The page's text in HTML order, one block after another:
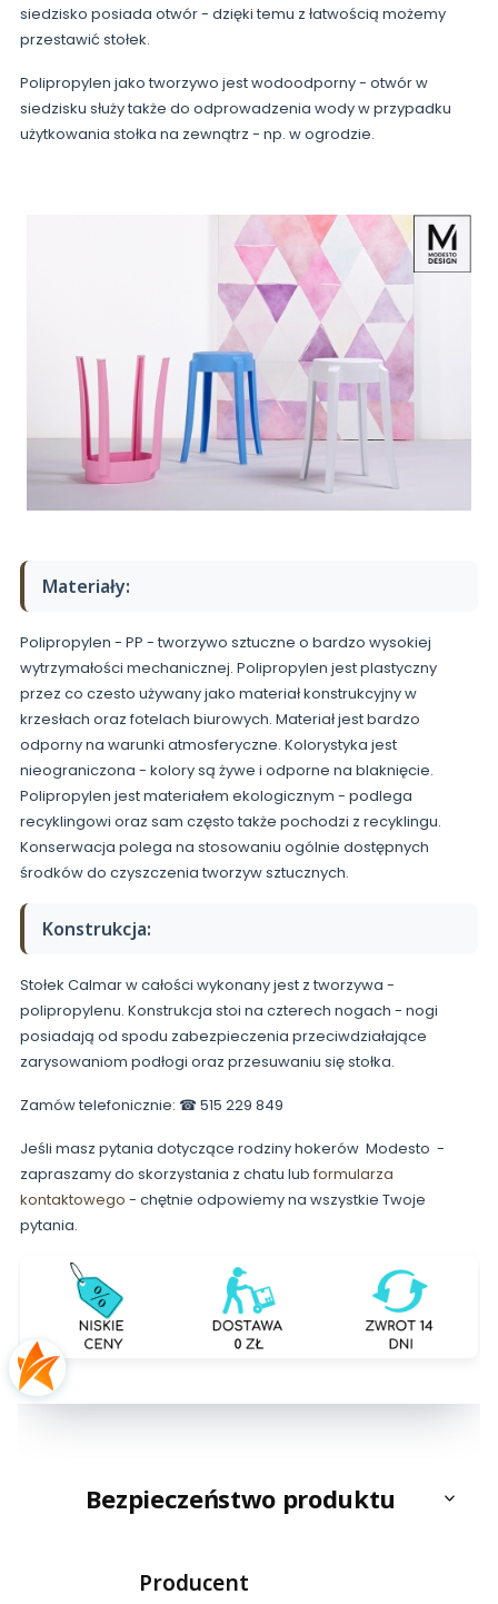
siedzisko posiada otwór - dzięki temu z łatwością możemy
przestawić stołek.
Polipropylen jako tworzywo jest wodoodporny - otwór w
siedzisku służy także do odprowadzenia wody w przypadku
użytkowania stołka na zewnątrz - np. w ogrodzie.
Materiały:
Polipropylen - PP - tworzywo sztuczne o bardzo wysokiej
wytrzymałości mechanicznej. Polipropylen jest plastyczny
przez co czesto używany jako materiał konstrukcyjny w
krzesłach oraz fotelach biurowych. Materiał jest bardzo
odporny na warunki atmosferyczne. Kolorystyka jest
nieograniczona - kolory są żywe i odporne na blaknięcie.
Polipropylen jest materiałem ekologicznym - podlega
recyklingowi oraz sam często także pochodzi z recyklingu.
Konserwacja polega na stosowaniu ogólnie dostępnych
środków do czyszczenia tworzyw sztucznych.
Konstrukcja:
Stołek Calmar w całości wykonany jest z tworzywa -
polipropylenu. Konstrukcja stoi na czterech nogach - nogi
posiadają od spodu zabezpieczenia przeciwdziałające
zarysowaniom podłogi oraz przesuwaniu się stołka.
Zamów telefonicznie: ☎ 515 229 849
Jeśli masz pytania dotyczące rodziny hokerów Modesto -
zapraszamy do skorzystania z chatu lub formularza
kontaktowego - chętnie odpowiemy na wszystkie Twoje
pytania.
Bezpieczeństwo produktu
Producent